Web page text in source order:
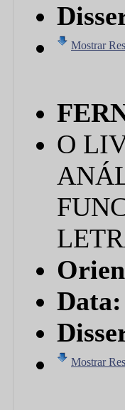
Mostrar
O
Data:
Mostrar